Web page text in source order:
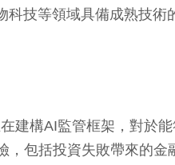
技等領域具備成熟技術
建構AI監管框架，對於
，包括投資失敗帶來的